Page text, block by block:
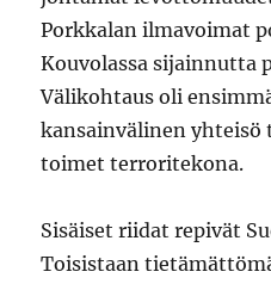
Porkkalan ilmavoimat
Kouvolassa sijainnutta
Välikohtaus oli
kansainvälinen
toimet terroritekona.
Sisäiset riidat repivät
Toisistaan